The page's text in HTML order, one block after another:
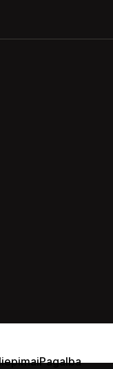
Pagalba